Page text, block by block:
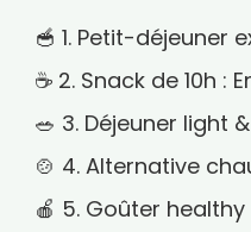
🥣 1. Petit-déjeuner
☕ 2. Snack de 10h
🥗 3. Déjeuner light
🍲 4. Alternative
🍎 5. Goûter